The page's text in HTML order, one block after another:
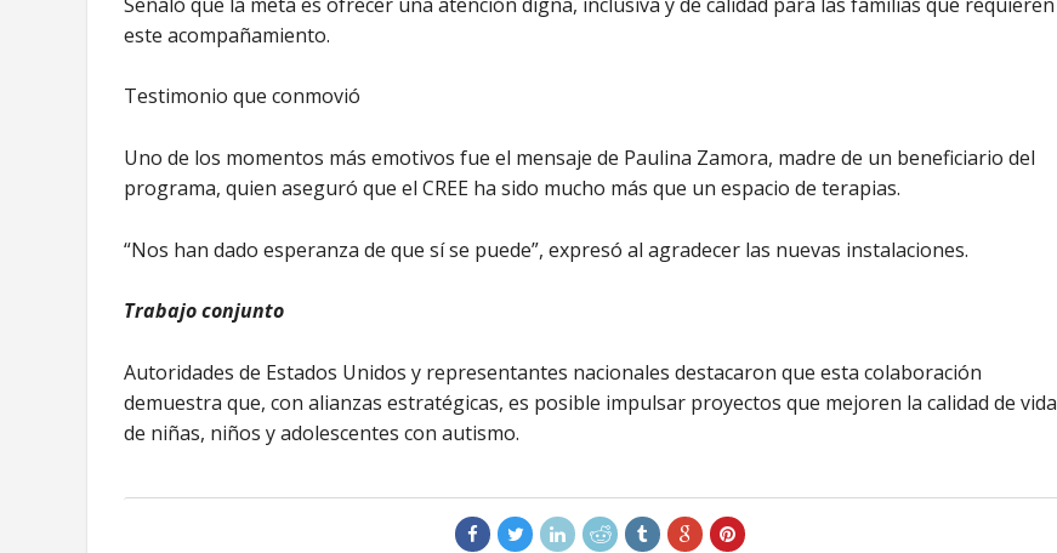
este acompañamiento.
Testimonio que conmovió
Uno de los momentos más emotivos fue el mensaje de Paulina Zamora, madre de un beneficiario del
programa, quien aseguró que el CREE ha sido mucho más que un espacio de terapias.
“Nos han dado esperanza de que sí se puede”, expresó al agradecer las nuevas instalaciones.
Trabajo conjunto
Autoridades de Estados Unidos y representantes nacionales destacaron que esta colaboración
demuestra que, con alianzas estratégicas, es posible impulsar proyectos que mejoren la calidad de vida
de niñas, niños y adolescentes con autismo.